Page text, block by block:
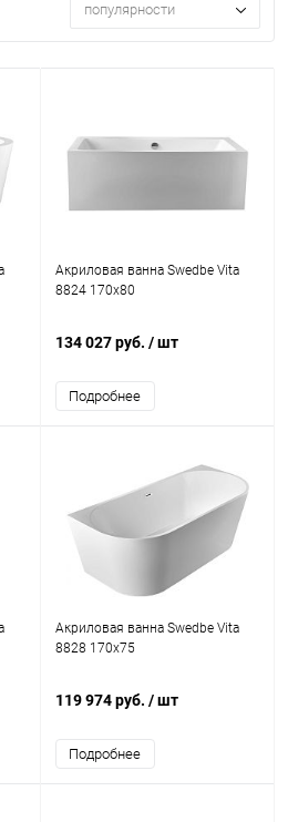
популярности
Акриловая ванна Swedbe Vita
8824 170x80
134 027 руб. / шт
Подробнее
Акриловая ванна Swedbe Vita
8828 170x75
119 974 руб. / шт
Подробнее